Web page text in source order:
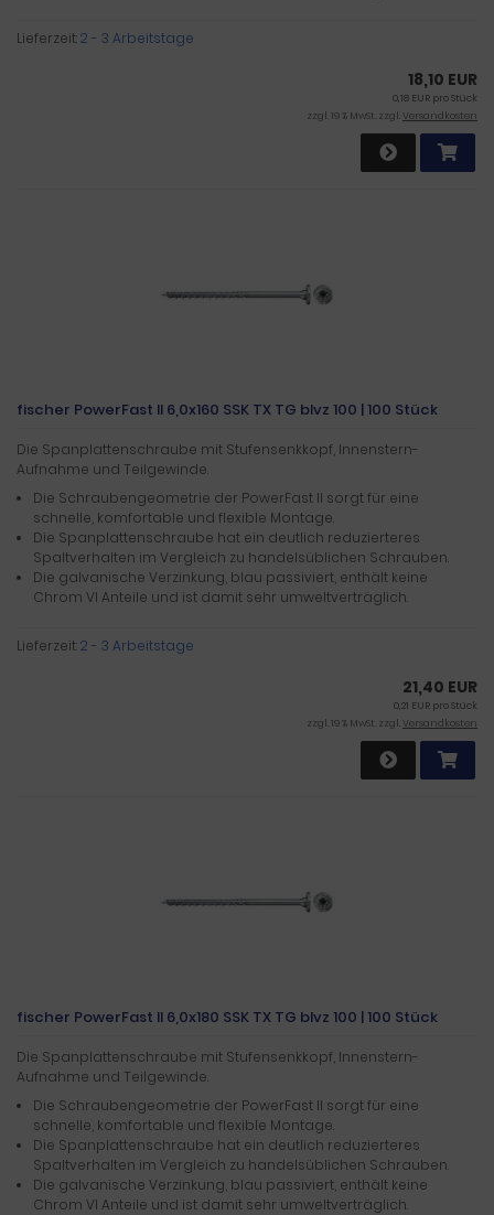
Lieferzeit:2 - 3 Arbeitstage
18,10 EUR
0,18 EUR pro Stück
zzgl. 19 % MwSt. zzgl.Versandkosten
fischer PowerFast II 6,0x160 SSK TX TG blvz 100 | 100 Stück
Die Spanplattenschraube mit Stufensenkkopf, Innenstern-
Aufnahme und Teilgewinde.
Die Schraubengeometrie der PowerFast II sorgt für eine
schnelle, komfortable und flexible Montage.
Die Spanplattenschraube hat ein deutlich reduzierteres
Spaltverhalten im Vergleich zu handelsüblichen Schrauben.
Die galvanische Verzinkung, blau passiviert, enthält keine
Chrom VI Anteile und ist damit sehr umweltverträglich.
Lieferzeit:2 - 3 Arbeitstage
21,40 EUR
0,21 EUR pro Stück
zzgl. 19 % MwSt. zzgl.Versandkosten
fischer PowerFast II 6,0x180 SSK TX TG blvz 100 | 100 Stück
Die Spanplattenschraube mit Stufensenkkopf, Innenstern-
Aufnahme und Teilgewinde.
Die Schraubengeometrie der PowerFast II sorgt für eine
schnelle, komfortable und flexible Montage.
Die Spanplattenschraube hat ein deutlich reduzierteres
Spaltverhalten im Vergleich zu handelsüblichen Schrauben.
Die galvanische Verzinkung, blau passiviert, enthält keine
Chrom VI Anteile und ist damit sehr umweltverträglich.